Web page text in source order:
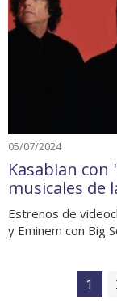
05/07/2024
Kasabian
musicales de
Estrenos de
y Eminem con Big
1